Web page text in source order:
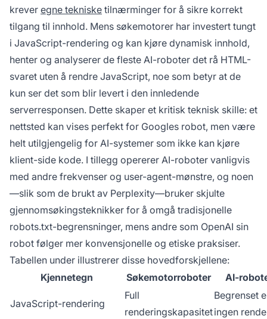
krever egne tekniske tilnærminger for å sikre korrekt
tilgang til innhold. Mens søkemotorer har investert tungt
i JavaScript-rendering og kan kjøre dynamisk innhold,
henter og analyserer de fleste AI-roboter det rå HTML-
svaret uten å rendre JavaScript, noe som betyr at de
kun ser det som blir levert i den innledende
serverresponsen. Dette skaper et kritisk teknisk skille: et
nettsted kan vises perfekt for Googles robot, men være
helt utilgjengelig for AI-systemer som ikke kan kjøre
klient-side kode. I tillegg opererer AI-roboter vanligvis
med andre frekvenser og user-agent-mønstre, og noen
—slik som de brukt av Perplexity—bruker skjulte
gjennomsøkingsteknikker for å omgå tradisjonelle
robots.txt-begrensninger, mens andre som OpenAI sin
robot følger mer konvensjonelle og etiske praksiser.
Tabellen under illustrerer disse hovedforskjellene:
Kjennetegn
Søkemotorroboter AI-
JavaScript-rendering
Full
renderingskapasitet
Begrenset
ingen